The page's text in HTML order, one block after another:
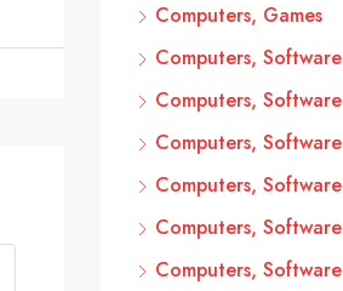
Computers, Games
Computers, Software
Computers, Software
Computers, Software
Computers, Software
Computers, Software
Computers, Software